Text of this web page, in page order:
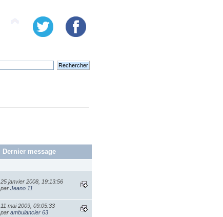
Dernier message
25 janvier 2008, 19:13:56
parJeano 11
11 mai 2009, 09:05:33
parambulancier 63